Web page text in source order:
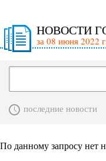
НОВОСТИ
за 08 июня 2022
последние новости
По данному запросу нет